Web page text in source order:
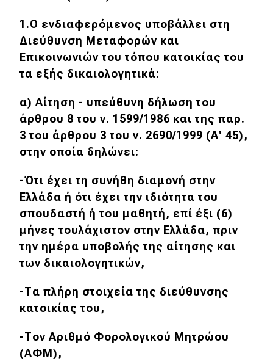
1.Ο ενδιαφερόμενος υποβάλλει στη
Διεύθυνση Μεταφορών και
Επικοινωνιών του τόπου κατοικίας του
τα εξής δικαιολογητικά:
α) Αίτηση - υπεύθυνη δήλωση του
άρθρου 8 του ν. 1599/1986 και της παρ.
3 του άρθρου 3 του ν. 2690/1999 (Α' 45),
στην οποία δηλώνει:
-Ότι έχει τη συνήθη διαμονή στην
Ελλάδα ή ότι έχει την ιδιότητα του
σπουδαστή ή του μαθητή, επί έξι (6)
μήνες τουλάχιστον στην Ελλάδα, πριν
την ημέρα υποβολής της αίτησης και
των δικαιολογητικών,
-Τα πλήρη στοιχεία της διεύθυνσης
κατοικίας του,
-Τον Αριθμό Φορολογικού Μητρώου
(ΑΦΜ),